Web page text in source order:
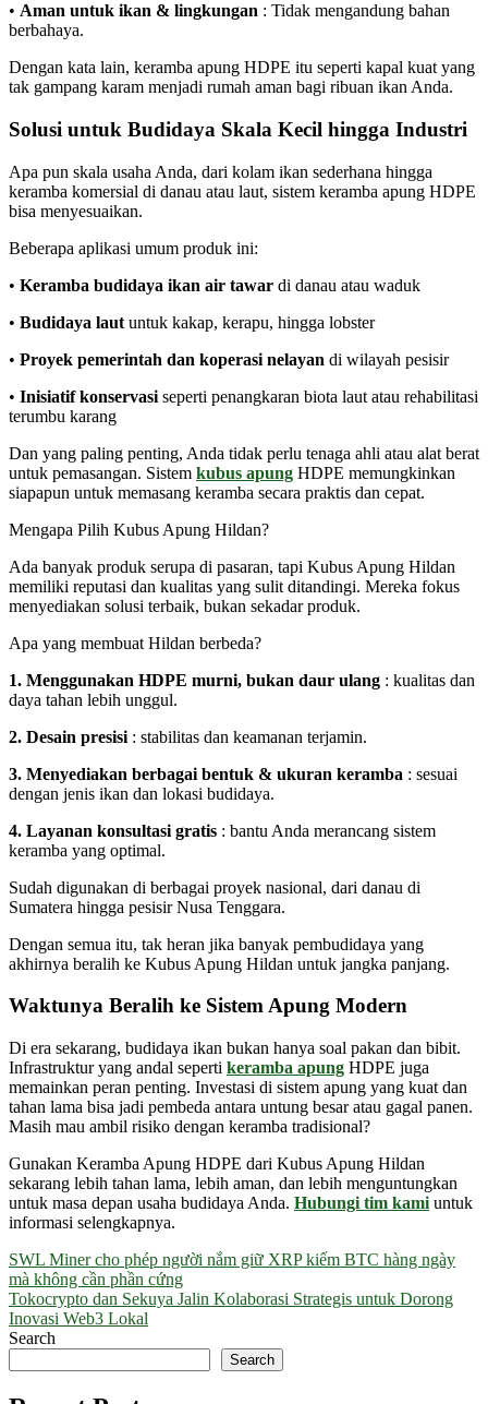
• Aman untuk ikan & lingkungan : Tidak mengandung bahan
berbahaya.
Dengan kata lain, keramba apung HDPE itu seperti kapal kuat yang
tak gampang karam menjadi rumah aman bagi ribuan ikan Anda.
Solusi untuk Budidaya Skala Kecil hingga Industri
Apa pun skala usaha Anda, dari kolam ikan sederhana hingga
keramba komersial di danau atau laut, sistem keramba apung HDPE
bisa menyesuaikan.
Beberapa aplikasi umum produk ini:
• Keramba budidaya ikan air tawar di danau atau waduk
• Budidaya laut untuk kakap, kerapu, hingga lobster
• Proyek pemerintah dan koperasi nelayan di wilayah pesisir
• Inisiatif konservasi seperti penangkaran biota laut atau rehabilitasi
terumbu karang
Dan yang paling penting, Anda tidak perlu tenaga ahli atau alat berat
untuk pemasangan. Sistem kubus apung HDPE memungkinkan
siapapun untuk memasang keramba secara praktis dan cepat.
Mengapa Pilih Kubus Apung Hildan?
Ada banyak produk serupa di pasaran, tapi Kubus Apung Hildan
memiliki reputasi dan kualitas yang sulit ditandingi. Mereka fokus
menyediakan solusi terbaik, bukan sekadar produk.
Apa yang membuat Hildan berbeda?
1. Menggunakan HDPE murni, bukan daur ulang : kualitas dan
daya tahan lebih unggul.
2. Desain presisi : stabilitas dan keamanan terjamin.
3. Menyediakan berbagai bentuk & ukuran keramba : sesuai
dengan jenis ikan dan lokasi budidaya.
4. Layanan konsultasi gratis : bantu Anda merancang sistem
keramba yang optimal.
Sudah digunakan di berbagai proyek nasional, dari danau di
Sumatera hingga pesisir Nusa Tenggara.
Dengan semua itu, tak heran jika banyak pembudidaya yang
akhirnya beralih ke Kubus Apung Hildan untuk jangka panjang.
Waktunya Beralih ke Sistem Apung Modern
Di era sekarang, budidaya ikan bukan hanya soal pakan dan bibit.
Infrastruktur yang andal seperti keramba apung HDPE juga
memainkan peran penting. Investasi di sistem apung yang kuat dan
tahan lama bisa jadi pembeda antara untung besar atau gagal panen.
Masih mau ambil risiko dengan keramba tradisional?
Gunakan Keramba Apung HDPE dari Kubus Apung Hildan
sekarang lebih tahan lama, lebih aman, dan lebih menguntungkan
untuk masa depan usaha budidaya Anda. Hubungi tim kami untuk
informasi selengkapnya.
Post
navigation
SWL Miner cho phép người nắm giữ XRP kiếm BTC hàng ngày
mà không cần phần cứng
Tokocrypto dan Sekuya Jalin Kolaborasi Strategis untuk Dorong
Inovasi Web3 Lokal
Search
Search